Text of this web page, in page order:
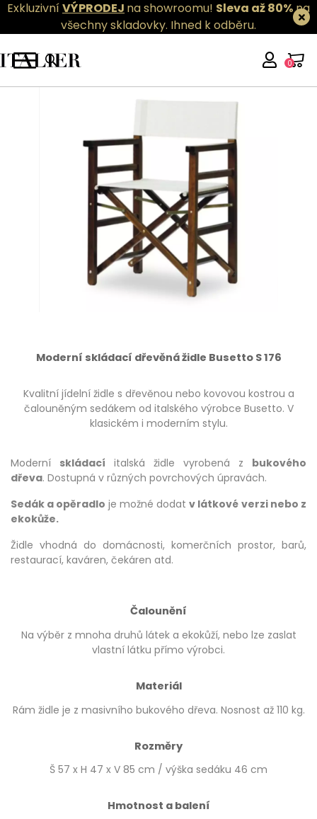
ExkluzivníVÝPRODEJ na showroomu! Sleva až 80%na
všechny skladovky. Ihned k odběru.
0
Moderní skládací dřevěná židle Busetto S 176
Kvalitní jídelní židle s dřevěnou nebo kovovou kostrou a
čalouněným sedákem od italského výrobce Busetto. V
klasickém i moderním stylu.
Moderní skládací italská židle vyrobená z bukového
dřeva. Dostupná v různých povrchových úpravách.
Sedák a opěradlo je možné dodatv látkové verzi nebo z
ekokůže.
Židle vhodná do domácnosti, komerčních prostor, barů,
restaurací, kaváren, čekáren atd.
Čalounění
Na výběr z mnoha druhů látek a ekokůží, nebo lze zaslat
vlastní látku přímo výrobci.
Materiál
Rám židle je z masivního bukového dřeva. Nosnost až 110 kg.
Rozměry
Š 57 x H 47 x V 85 cm / výška sedáku 46 cm
Hmotnost a balení